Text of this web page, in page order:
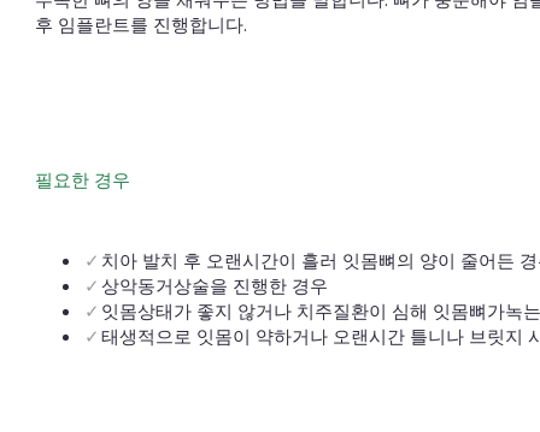
후 임플란트를 진행합니다.
필요한 경우
치아 발치 후 오랜시간이 흘러 잇몸뼈의 양이 줄어든
상악동거상술을 진행한 경우
잇몸상태가 좋지 않거나 치주질환이 심해 잇몸뼈가녹
태생적으로 잇몸이 약하거나 오랜시간 틀니나 브릿지